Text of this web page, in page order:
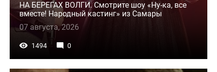
НА БЕРЕГАХ ВОЛГИ. Смотрите шоу «Ну-ка, все
вместе! Народный кастинг» из Самары
07 августа, 2026
1494 0